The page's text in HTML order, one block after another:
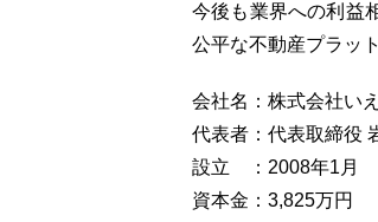
今後も業界への利益
公平な不動産プラッ
会社名：株式会社い
代表者：代表取締役
設立 ：2008年1月
資本金：3,825万円